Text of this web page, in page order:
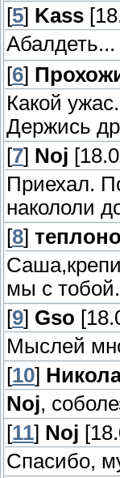
[5] Kass
[6]
Какой ужас.
Держись
[7] Noj
Приехал.
накололи
[8]
мы с тобой.
[9] Gso
Мыслей
[10]
Noj,
[11] Noj
Спасибо,